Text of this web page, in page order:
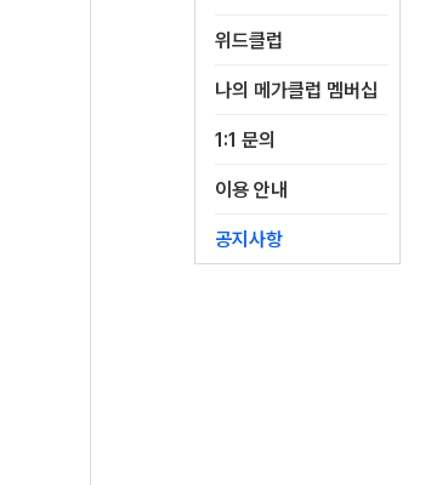
위드클럽
나의 메가클럽 멤버십
1:1 문의
이용 안내
공지사항